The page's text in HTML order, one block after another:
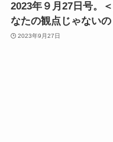
2023年９月27日号。
なたの観点じゃないの
2023年9月27日